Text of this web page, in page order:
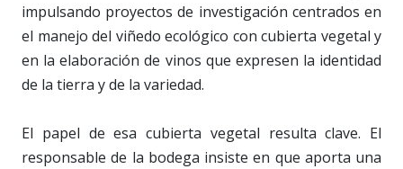
impulsando proyectos de investigación centrados en
el manejo del viñedo ecológico con cubierta vegetal y
en la elaboración de vinos que expresen la identidad
de la tierra y de la variedad.
El papel de esa cubierta vegetal resulta clave. El
responsable de la bodega insiste en que aporta una